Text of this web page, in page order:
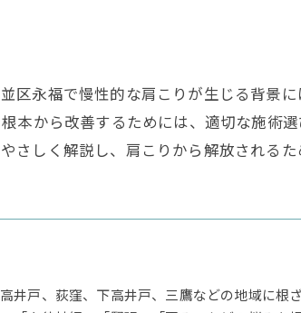
永福で慢性的な肩こりが生じる背景
本から改善するためには、適切な施術
しく解説し、肩こりから解放されるた
井戸、荻窪、下高井戸、三鷹などの地域に根